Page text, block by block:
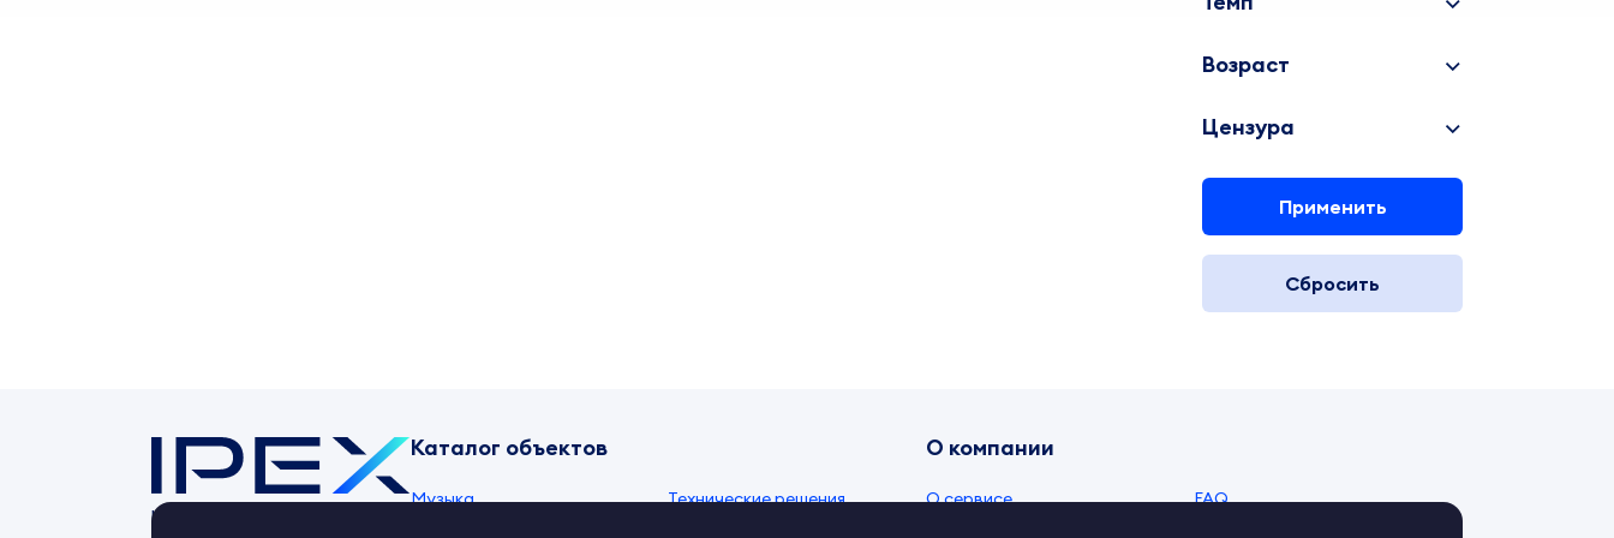
Возраст
Цензура
Применить
Сбросить
Контент-маркет
Каталог объектов
Музыка Технические решения
О компании
О сервисе FAQ